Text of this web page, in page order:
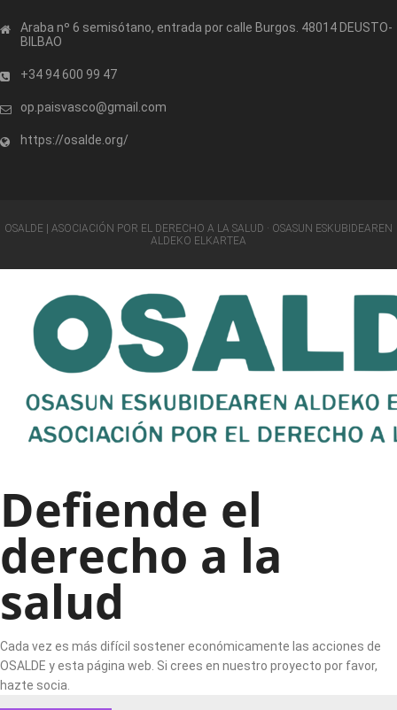
Araba nº 6 semisótano, entrada por calle Burgos. 48014 DEUSTO-
BILBAO
+34 94 600 99 47
op.paisvasco@gmail.com
https://osalde.org/
OSALDE | ASOCIACIÓN POR EL DERECHO A LA SALUD · OSASUN ESKUBIDEAREN
ALDEKO ELKARTEA
Defiende el
derecho a la
salud
Cada vez es más difícil sostener económicamente las acciones de
OSALDE y esta página web. Si crees en nuestro proyecto por favor,
hazte socia.